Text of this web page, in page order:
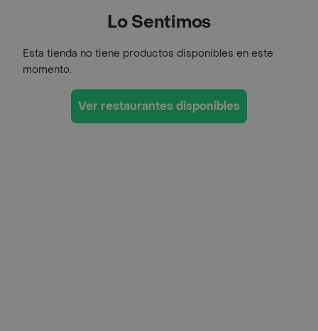
Lo Sentimos
Esta tienda no tiene productos disponibles en este
momento.
Ver restaurantes disponibles